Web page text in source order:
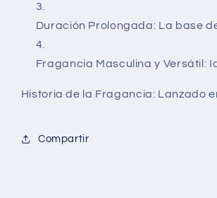
Duración Prolongada: La base
Fragancia Masculina y Versátil:
Historia de la Fragancia: Lanzado
Compartir